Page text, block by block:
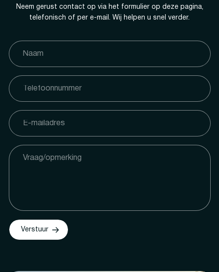
Neem gerust contact op via het formulier op deze pagina,
telefonisch of per e-mail. Wij helpen u snel verder.
Verstuur